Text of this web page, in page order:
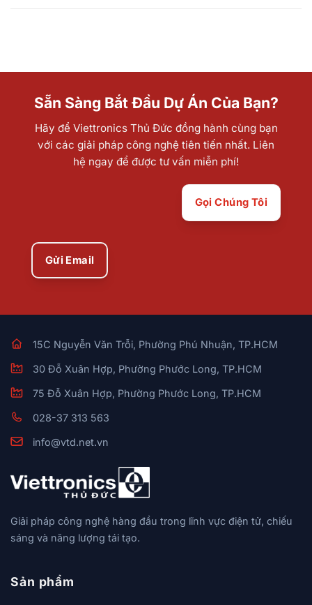
Sẵn Sàng Bắt Đầu Dự Án Của Bạn?
Hãy để Viettronics Thủ Đức đồng hành cùng bạn
với các giải pháp công nghệ tiên tiến nhất. Liên
hệ ngay để được tư vấn miễn phí!
Gọi Chúng Tôi
Gửi Email
15C Nguyễn Văn Trỗi, Phường Phú Nhuận, TP.HCM
30 Đỗ Xuân Hợp, Phường Phước Long, TP.HCM
75 Đỗ Xuân Hợp, Phường Phước Long, TP.HCM
028-37 313 563
info@vtd.net.vn
Giải pháp công nghệ hàng đầu trong lĩnh vực điện tử, chiếu
sáng và năng lượng tái tạo.
Sản phẩm